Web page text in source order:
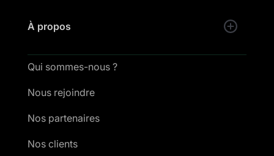
À propos
Qui sommes-nous ?
Nous rejoindre
Nos partenaires
Nos clients